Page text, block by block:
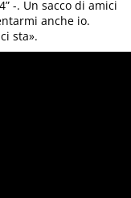
-. Un sacco di amici
anche io.
sta».